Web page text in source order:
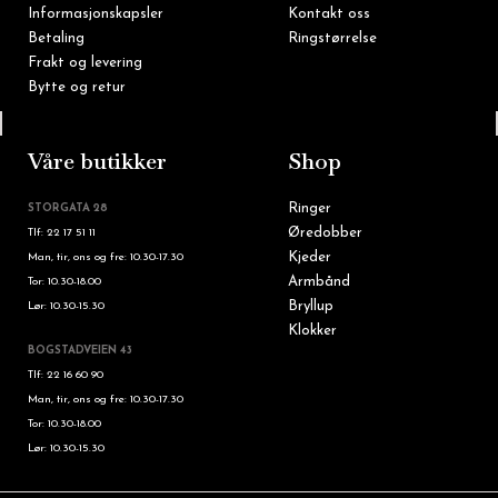
Informasjonskapsler
Betaling
Frakt og levering
Bytte og retur
Kontakt oss
Ringstørrelse
Våre butikker
STORGATA 28
Tlf: 22 17 51 11
Man, tir, ons og fre: 10.30-17.30
Tor: 10.30-18.00
Lør: 10.30-15.30
BOGSTADVEIEN 43
Tlf: 22 16 60 90
Man, tir, ons og fre: 10.30-17.30
Tor: 10.30-18.00
Lør: 10.30-15.30
Shop
Ringer
Øredobber
Kjeder
Armbånd
Bryllup
Klokker